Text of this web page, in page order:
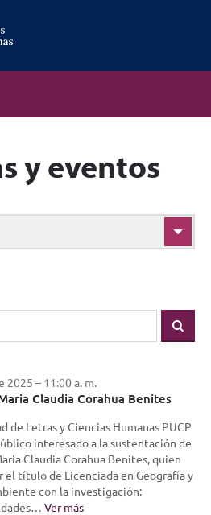
y eventos
2025 – 11:00 a. m.
Claudia Corahua Benites
de Letras y Ciencias Humanas PUCP
interesado a la sustentación de
Claudia Corahua Benites, quien
el título de Licenciada en Geografía y
con la investigación:
Ver más